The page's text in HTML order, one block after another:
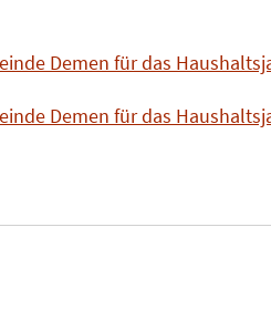
Demen für das
Demen für das